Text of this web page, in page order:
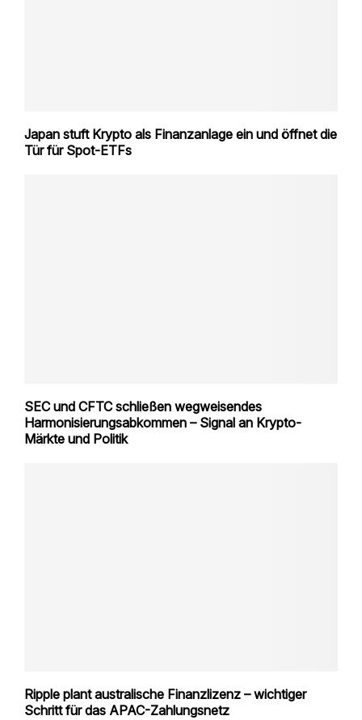
Japan stuft Krypto als Finanzanlage ein und öffnet die
Tür für Spot-ETFs
SEC und CFTC schließen wegweisendes
Harmonisierungsabkommen – Signal an Krypto-
Märkte und Politik
Ripple plant australische Finanzlizenz – wichtiger
Schritt für das APAC-Zahlungsnetz